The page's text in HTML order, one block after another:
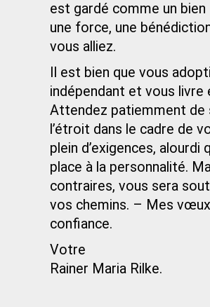
est gardé comme un bien
une force, une
vous alliez.
Il est bien que vous
indépendant et vous
Attendez patiemment de
l’étroit dans le cadre de
plein d’exigences, alourdi
place à la personnalité.
contraires, vous sera
vos chemins. – Mes
confiance.
Votre
Rainer Maria Rilke.